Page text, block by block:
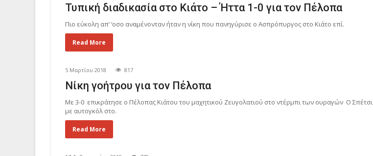
Τυπική διαδικασία στο Κιάτο – Ήττα 1-0 για τον Πέλοπα
Πιο εύκολη απ’ ‘οσο αναμένονταν ήταν η νίκη που πανηγύρισε ο Ασπρόπυργος στο Κιάτο επί.
Read More
5 Μαρτίου 2018 817
Νίκη γοήτρου για τον Πέλοπα
Με 3-0 επικράτησε ο Πέλοπας Κιάτου του μαχητικού Ζευγολατιού στο ντέρμπι των ουραγών Ο Σπέτσι
με αυτογκόλ στο.
Read More